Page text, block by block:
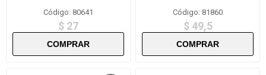
KG1200/DPDZ012- L444
Código: 80641
$ 27
COLORIDO
Código: 81860
$ 49,5